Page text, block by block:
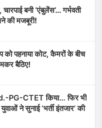
बनी ‘एंबुलेंस’… गर्भवती
की मजबूरी!
पहनाया कोट, कैमरों के बीच
बैठिए!
PG-CTET किया… फिर भी
ने सुनाई ‘भर्ती इंतजार’ की